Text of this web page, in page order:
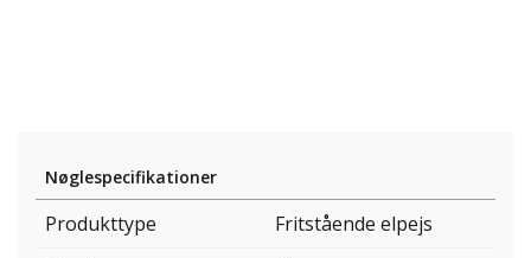
Nøglespecifikationer
Produkttype
Fritstående elpejs